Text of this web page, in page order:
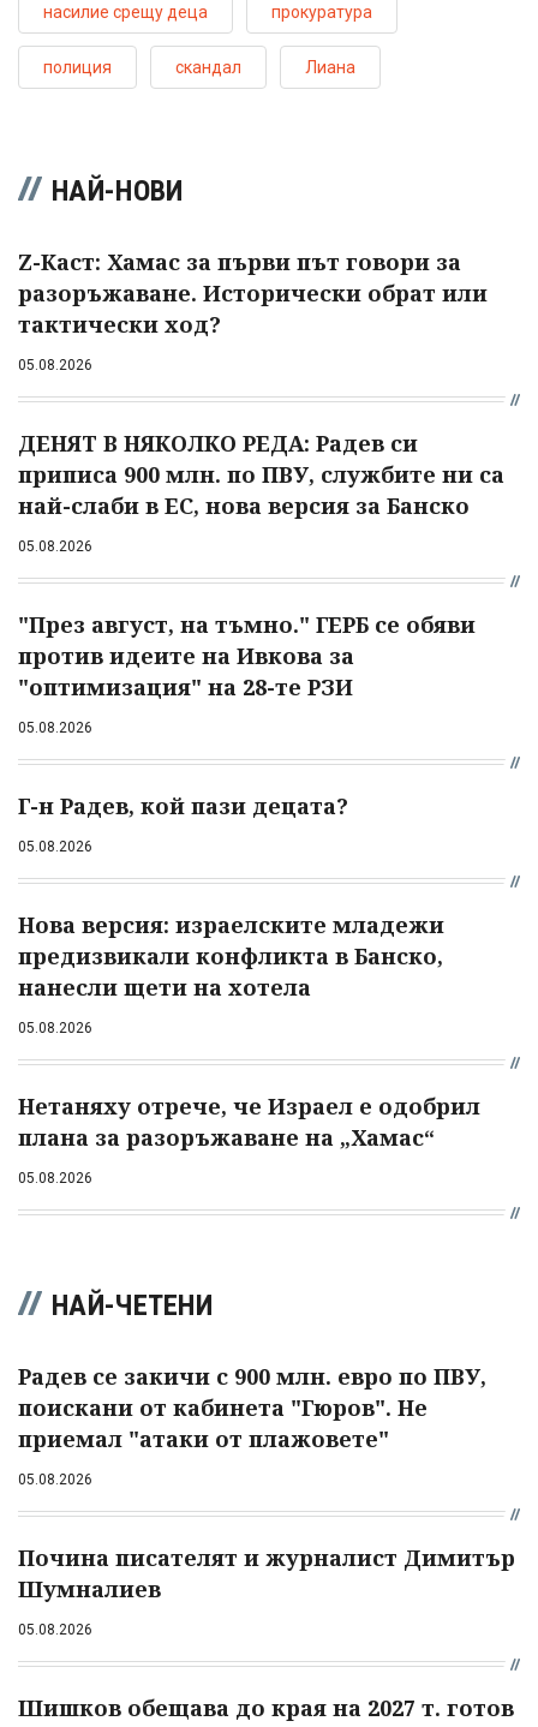
насилие срещу деца прокуратура
полиция скандал Лиана
НАЙ-НОВИ
Z-Каст: Хамас за първи път говори за
разоръжаване. Исторически обрат или
тактически ход?
05.08.2026
ДЕНЯТ В НЯКОЛКО РЕДА: Радев си
приписа 900 млн. по ПВУ, службите ни са
най-слаби в ЕС, нова версия за Банско
05.08.2026
"През август, на тъмно." ГЕРБ се обяви
против идеите на Ивкова за
"оптимизация" на 28-те РЗИ
05.08.2026
Г-н Радев, кой пази децата?
05.08.2026
Нова версия: израелските младежи
предизвикали конфликта в Банско,
нанесли щети на хотела
05.08.2026
Нетаняху отрече, че Израел е одобрил
плана за разоръжаване на „Хамас“
05.08.2026
НАЙ-ЧЕТЕНИ
Радев се закичи с 900 млн. евро по ПВУ,
поискани от кабинета "Гюров". Не
приемал "атаки от плажовете"
05.08.2026
Почина писателят и журналист Димитър
Шумналиев
05.08.2026
Шишков обещава до края на 2027 т. готов